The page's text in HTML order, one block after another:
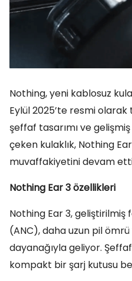
Nothing, yeni kablosuz
Eylül 2025’te resmi
şeffaf tasarımı ve
çeken kulaklık, Nothing
muvaffakiyetini devam
Nothing Ear 3 özellikleri
Nothing Ear 3,
(ANC), daha uzun pil
dayanağıyla geliyor.
kompakt bir şarj kutusu